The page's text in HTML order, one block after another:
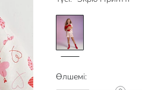
Өлшемі: